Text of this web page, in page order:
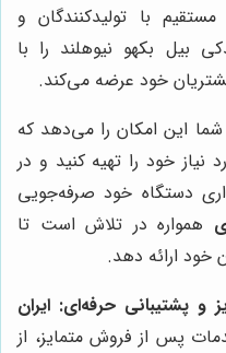
با تولیدکنندگان و
بیل بکهو نیوهلند را با
خود عرضه می‌کند.
این امکان را می‌دهد که
نیاز خود را تهیه کنید و در
دستگاه خود صرفه‌جویی
همواره در تلاش است تا
خود ارائه دهد.
پشتیبانی حرفه‌ای: ایران
پس از فروش متمایز، از